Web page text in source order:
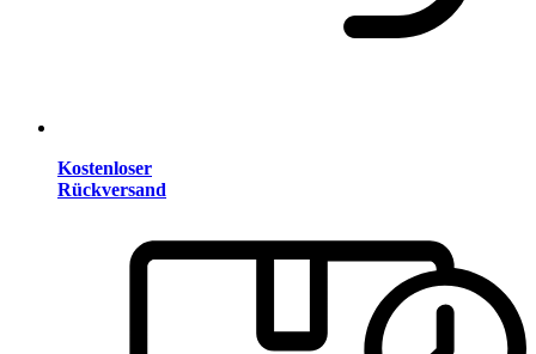
Kostenloser
Rückversand